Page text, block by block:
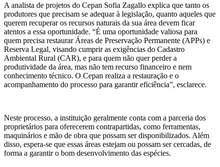
A analista de projetos do Cepan Sofia Zagallo explica que tanto os
produtores que precisam se adequar à legislação, quanto aqueles que
querem recuperar os recursos naturais da sua área devem ficar
atentos a essa oportunidade. “É uma oportunidade valiosa para
quem precisa restaurar Áreas de Preservação Permanente (APPs) e
Reserva Legal, visando cumprir as exigências do Cadastro
Ambiental Rural (CAR), e para quem não quer perder a
produtividade da área, mas não tem recurso financeiro e nem
conhecimento técnico. O Cepan realiza a restauração e o
acompanhamento do processo para garantir eficiência”, esclarece.
Neste processo, a instituição geralmente conta com a parceria dos
proprietários para oferecerem contrapartidas, como ferramentas,
maquinários e mão de obra que possam ser disponibilizados. Além
disso, espera-se que essas áreas estejam ou possam ser cercadas, de
forma a garantir o bom desenvolvimento das espécies.